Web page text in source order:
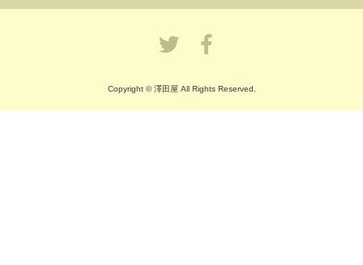
Copyright © 澤田屋 All Rights Reserved.